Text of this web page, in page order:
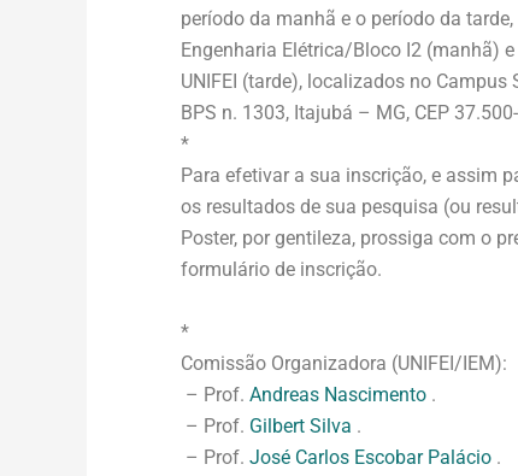
período da manhã e o período da
Engenharia Elétrica/Bloco I2 (manhã)
UNIFEI (tarde), localizados no Campus
BPS n. 1303, Itajubá – MG, CEP
*
Para efetivar a sua inscrição, e assim
os resultados de sua pesquisa (ou
Poster, por gentileza, prossiga com o
formulário de inscrição.
*
Comissão Organizadora (UNIFEI/IEM):
– Prof. Andreas Nascimento .
– Prof. Gilbert Silva .
– Prof. José Carlos Escobar Palácio .